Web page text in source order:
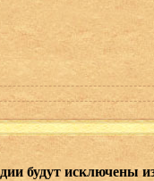
будут исключены